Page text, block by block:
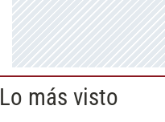
Lo más visto